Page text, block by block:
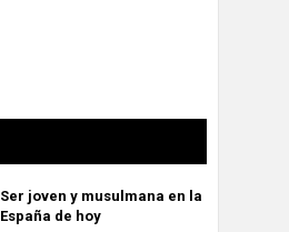
Ser joven y musulmana en la
España de hoy